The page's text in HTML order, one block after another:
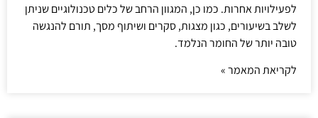
לפעילויות אחרות. כמו כן, המגוון הרחב של כלים טכנולוגיים שניתן
לשלב בשיעורים, כגון מצגות, סקרים ושיתוף מסך, תורם להנגשה
טובה יותר של החומר הנלמד.
לקריאת המאמר »